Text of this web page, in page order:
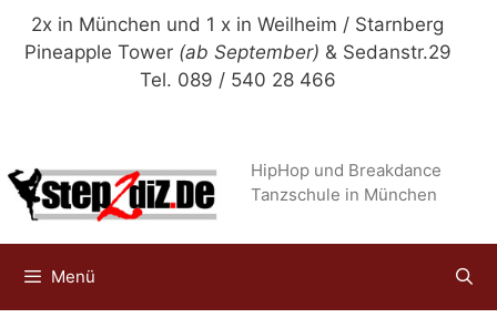
Zum
Inhalt
2x in München und 1 x in Weilheim / Starnberg
Pineapple Tower (ab September) & Sedanstr.29
Tel. 089 / 540 28 466
HipHop und Breakdance
Tanzschule in München
Menü